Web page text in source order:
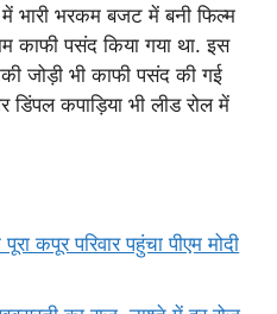
भारी भरकम बजट में बनी फिल्म
काफी पसंद किया गया था. इस
जोड़ी भी काफी पसंद की गई
कपाड़िया भी लीड रोल में
कपूर परिवार पहुंचा पीएम मोदी